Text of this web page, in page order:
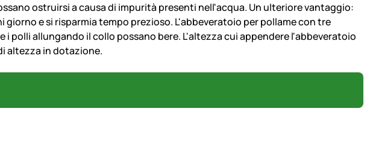
ostruirsi a causa di impurità presenti nell'acqua. Un ulteriore vantaggio:
e si risparmia tempo prezioso. L'abbeveratoio per pollame con tre
i polli allungando il collo possano bere. L'altezza cui appendere l'abbeveratoio
altezza in dotazione.